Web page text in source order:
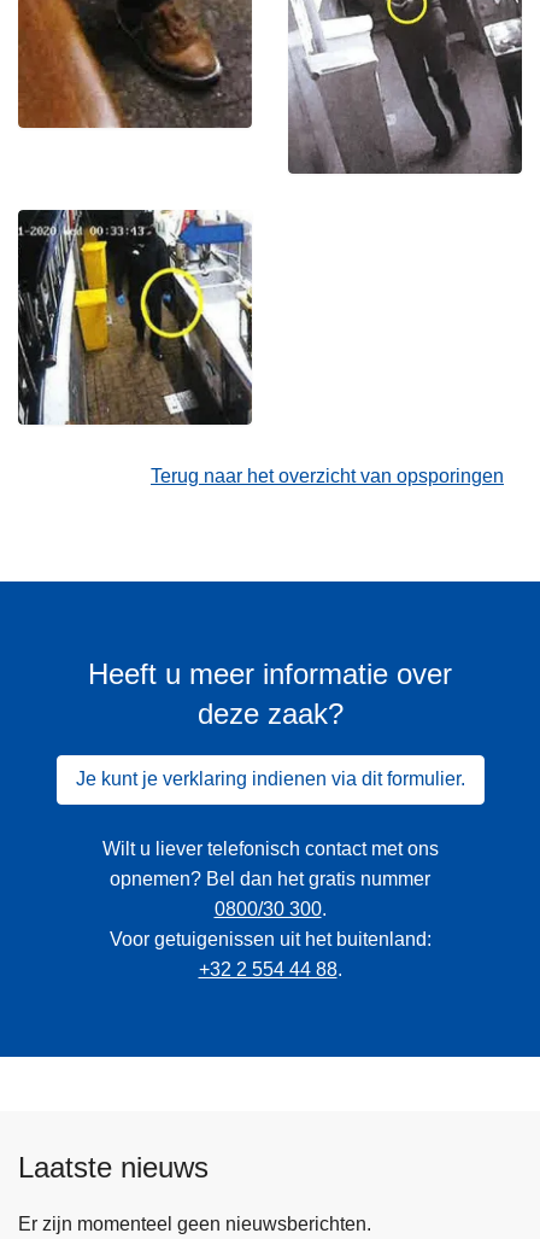
Terug naar het overzicht van opsporingen
Heeft u meer informatie over
deze zaak?
Je kunt je verklaring indienen via dit formulier.
Wilt u liever telefonisch contact met ons
opnemen? Bel dan het gratis nummer
0800/30 300.
Voor getuigenissen uit het buitenland:
+32 2 554 44 88.
Laatste nieuws
Er zijn momenteel geen nieuwsberichten.